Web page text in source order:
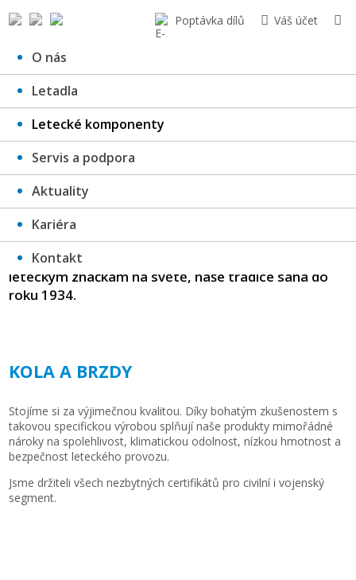
Poptávka dílů Váš účet
O nás
Letadla
Letecké komponenty
Servis a podpora
Aktuality
Kariéra
Kontakt
LETECKÉ KOMPONENTY
V oblasti vývoje, výroby i servisu leteckých kol a brzd
pro vojenská i civilní letadla patříme k nejstarším
leteckým značkám na světě, naše tradice sahá do
roku 1934.
KOLA A BRZDY
Stojíme si za výjimečnou kvalitou. Díky bohatým zkušenostem s
takovou specifickou výrobou splňují naše produkty mimořádné
nároky na spolehlivost, klimatickou odolnost, nízkou hmotnost a
bezpečnost leteckého provozu.
Jsme držiteli všech nezbytných certifikátů pro civilní i vojenský
segment.